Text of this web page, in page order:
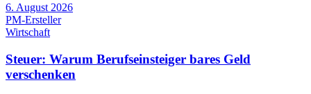
6. August 2026
PM-Ersteller
Wirtschaft
Steuer: Warum Berufseinsteiger bares Geld
verschenken